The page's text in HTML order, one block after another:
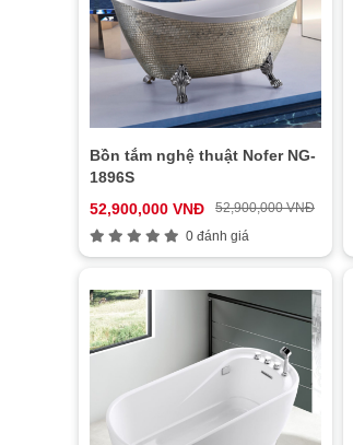
Bồn tắm nghệ thuật Nofer NG-
1896S
52,900,000 VNĐ
52,900,000 VNĐ
0 đánh giá